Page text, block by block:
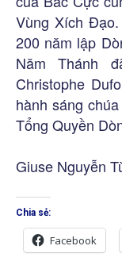
Vùng Xích
200 năm lập
Năm Thánh
Christophe
hành sáng
Tổng Quyền
Giuse Nguyễn
Chia sẻ:
Facebook